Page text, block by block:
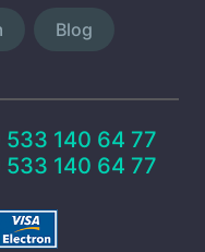
Blog
533 140 64 77
533 140 64 77